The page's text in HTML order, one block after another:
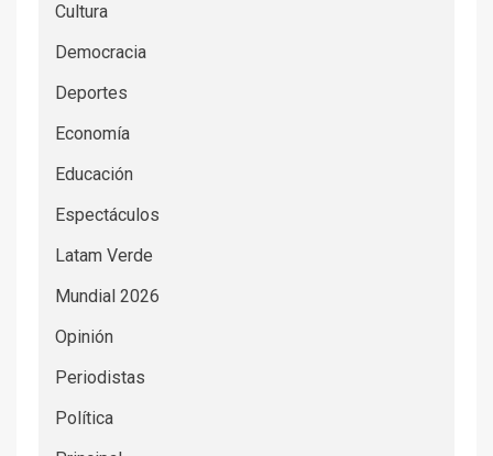
Cultura
Democracia
Deportes
Economía
Educación
Espectáculos
Latam Verde
Mundial 2026
Opinión
Periodistas
Política